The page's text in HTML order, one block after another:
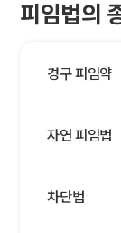
피임법의
경구 피임약
자연 피임법
차단법